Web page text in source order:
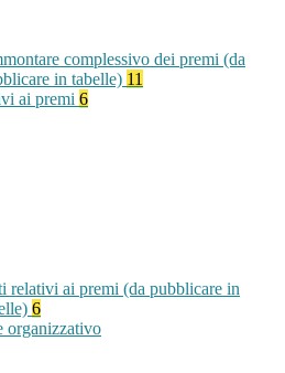
complessivo dei premi (da
in tabelle) 11
ai premi 6
relativi ai premi (da pubblicare in
6
organizzativo